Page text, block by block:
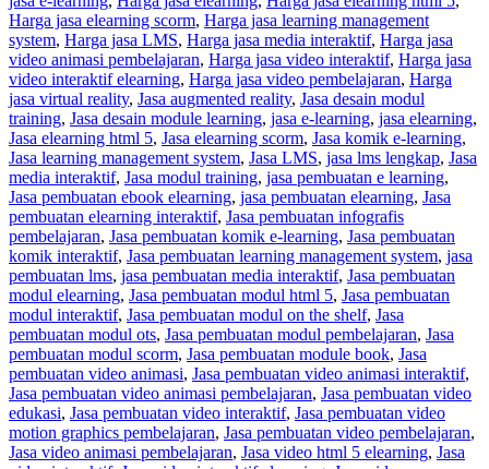
Harga jasa elearning scorm, Harga jasa learning management
system, Harga jasa LMS, Harga jasa media interaktif, Harga jasa
video animasi pembelajaran, Harga jasa video interaktif, Harga jasa
video interaktif elearning, Harga jasa video pembelajaran, Harga
jasa virtual reality, Jasa augmented reality, Jasa desain modul
training, Jasa desain module learning, jasa e-learning, jasa elearning,
Jasa elearning html 5, Jasa elearning scorm, Jasa komik e-learning,
Jasa learning management system, Jasa LMS, jasa lms lengkap, Jasa
media interaktif, Jasa modul training, jasa pembuatan e learning,
Jasa pembuatan ebook elearning, jasa pembuatan elearning, Jasa
pembuatan elearning interaktif, Jasa pembuatan infografis
pembelajaran, Jasa pembuatan komik e-learning, Jasa pembuatan
komik interaktif, Jasa pembuatan learning management system, jasa
pembuatan lms, jasa pembuatan media interaktif, Jasa pembuatan
modul elearning, Jasa pembuatan modul html 5, Jasa pembuatan
modul interaktif, Jasa pembuatan modul on the shelf, Jasa
pembuatan modul ots, Jasa pembuatan modul pembelajaran, Jasa
pembuatan modul scorm, Jasa pembuatan module book, Jasa
pembuatan video animasi, Jasa pembuatan video animasi interaktif,
Jasa pembuatan video animasi pembelajaran, Jasa pembuatan video
edukasi, Jasa pembuatan video interaktif, Jasa pembuatan video
motion graphics pembelajaran, Jasa pembuatan video pembelajaran,
Jasa video animasi pembelajaran, Jasa video html 5 elearning, Jasa